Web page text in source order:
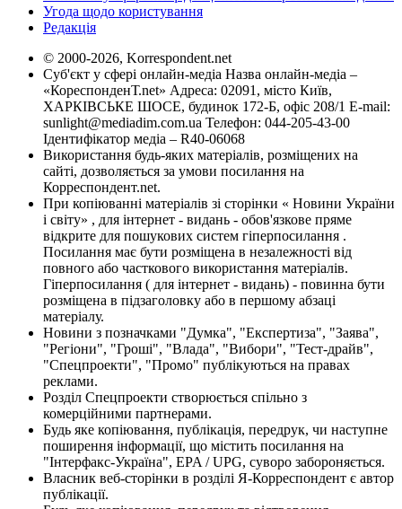
Угода щодо користування
Редакція
© 2000-2026, Korrespondent.net
Суб'єкт у сфері онлайн-медіа Назва онлайн-медіа –
«КореспонденТ.net» Адреса: 02091, місто Київ,
ХАРКІВСЬКЕ ШОСЕ, будинок 172-Б, офіс 208/1 E-mail:
sunlight@mediadim.com.ua Телефон: 044-205-43-00
Ідентифікатор медіа – R40-06068
Використання будь-яких матеріалів, розміщених на
сайті, дозволяється за умови посилання на
Корреспондент.net.
При копіюванні матеріалів зі сторінки « Новини України
і світу» , для інтернет - видань - обов'язкове пряме
відкрите для пошукових систем гіперпосилання .
Посилання має бути розміщена в незалежності від
повного або часткового використання матеріалів.
Гіперпосилання ( для інтернет - видань) - повинна бути
розміщена в підзаголовку або в першому абзаці
матеріалу.
Новини з позначками "Думка", "Експертиза", "Заява",
"Регіони", "Гроші", "Влада", "Вибори", "Тест-драйв",
"Спецпроекти", "Промо" публікуються на правах
реклами.
Розділ Спецпроекти створюється спільно з
комерційними партнерами.
Будь яке копіювання, публікація, передрук, чи наступне
поширення інформації, що містить посилання на
"Інтерфакс-Україна", EPA / UPG, суворо забороняється.
Власник веб-сторінки в розділі Я-Корреспондент є автор
публікації.